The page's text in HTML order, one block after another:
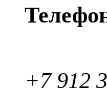
+7 912